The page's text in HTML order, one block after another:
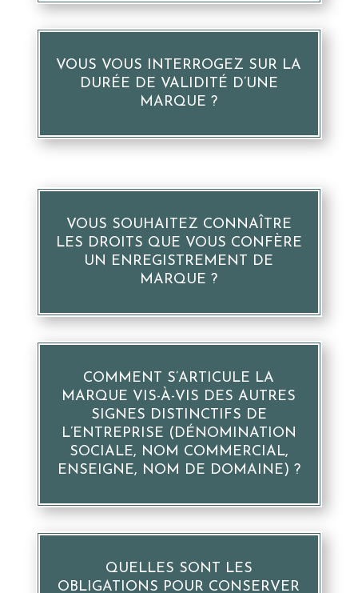
VOUS VOUS INTERROGEZ SUR LA
DURÉE DE VALIDITÉ D’UNE
MARQUE ?
VOUS SOUHAITEZ CONNAÎTRE
LES DROITS QUE VOUS CONFÈRE
UN ENREGISTREMENT DE
MARQUE ?
COMMENT S’ARTICULE LA
MARQUE VIS-À-VIS DES AUTRES
SIGNES DISTINCTIFS DE
L’ENTREPRISE (DÉNOMINATION
SOCIALE, NOM COMMERCIAL,
ENSEIGNE, NOM DE DOMAINE) ?
QUELLES SONT LES
OBLIGATIONS POUR CONSERVER